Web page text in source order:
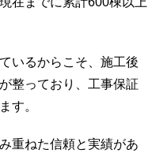
いるからこそ、施工後
整っており、工事保証
す。
重ねた信頼と実績があ